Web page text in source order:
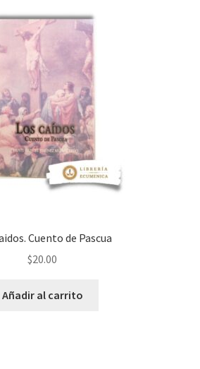
Cuento de Pascua
$20.00
Añadir al carrito